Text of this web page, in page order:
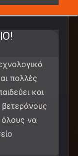
πολλές
και
βετεράνους
όλους να